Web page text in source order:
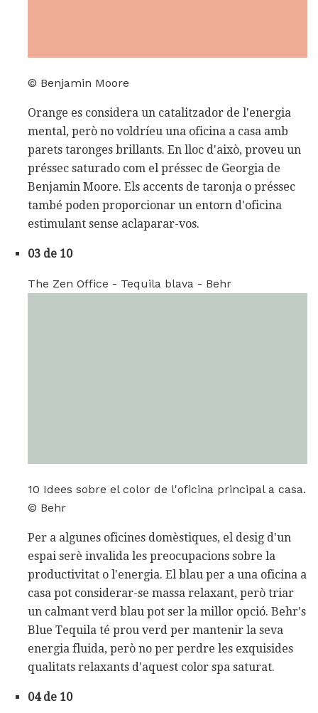
© Benjamin Moore
Orange es considera un catalitzador de l'energia
mental, però no voldríeu una oficina a casa amb
parets taronges brillants. En lloc d'això, proveu un
préssec saturado com el préssec de Georgia de
Benjamin Moore. Els accents de taronja o préssec
també poden proporcionar un entorn d'oficina
estimulant sense aclaparar-vos.
03 de 10
The Zen Office - Tequila blava - Behr
10 Idees sobre el color de l'oficina principal a casa.
© Behr
Per a algunes oficines domèstiques, el desig d'un
espai serè invalida les preocupacions sobre la
productivitat o l'energia. El blau per a una oficina a
casa pot considerar-se massa relaxant, però triar
un calmant verd blau pot ser la millor opció. Behr's
Blue Tequila té prou verd per mantenir la seva
energia fluida, però no per perdre les exquisides
qualitats relaxants d'aquest color spa saturat.
04 de 10